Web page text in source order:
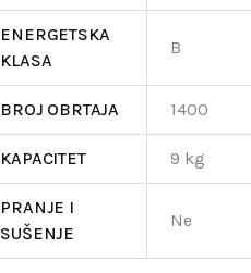
ENERGETSKA
KLASA
B
BROJ OBRTAJA 1400
KAPACITET 9 kg
PRANJE I
SUŠENJE
Ne